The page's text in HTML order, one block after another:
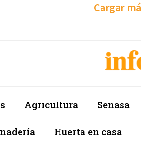
Cargar
Agricultura Senasa
Huerta en casa